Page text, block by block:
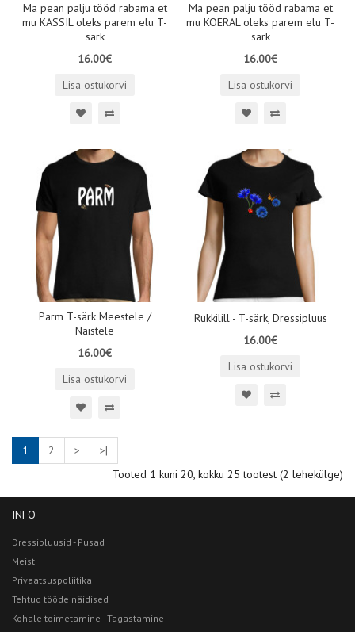
Ma pean palju tööd rabama et
mu KASSIL oleks parem elu T-
särk
16.00€
Lisa ostukorvi
Ma pean palju tööd rabama et
mu KOERAL oleks parem elu T-
särk
16.00€
Lisa ostukorvi
Parm T-särk Meestele /
Naistele
16.00€
Lisa ostukorvi
Rukkilill - T-särk, Dressipluus
16.00€
Lisa ostukorvi
1 2 >
>|
Tooted 1 kuni 20, kokku 25 tootest (2 lehekülge)
INFO
Dressipluusid - Pusad
Meist
Privaatsuspoliitika
Tehtud tööde näidised
Kohale toimetamine - Tagastamine